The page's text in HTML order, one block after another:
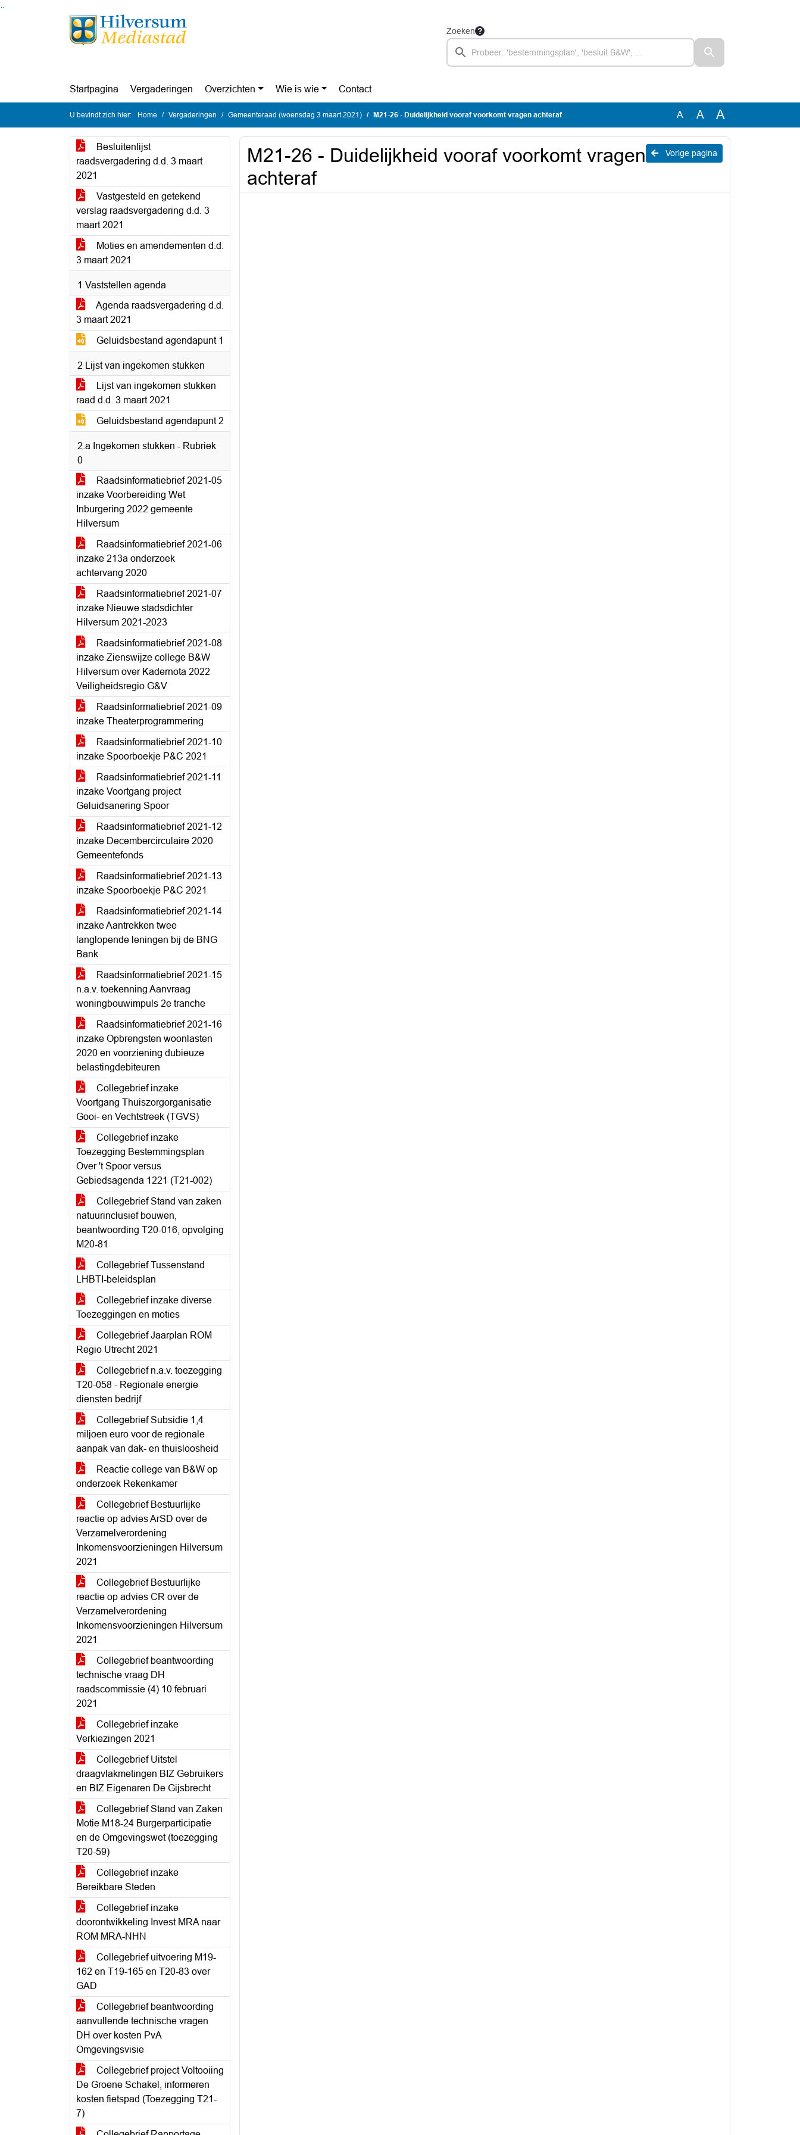
Ga naar de inhoud van deze pagina
Ga naar het zoeken
Ga naar het menu
Zoeken
Startpagina Vergaderingen Overzichten Wie is wie Contact
U bevindt zich hier: Home Vergaderingen Gemeenteraad (woensdag 3 maart 2021) M21-26 - Duidelijkheid vooraf voorkomt vragen achteraf A A A
Besluitenlijst
raadsvergadering d.d. 3 maart
2021
Vastgesteld en getekend
verslag raadsvergadering d.d. 3
maart 2021
Moties en amendementen d.d.
3 maart 2021
1 Vaststellen agenda
Agenda raadsvergadering d.d.
3 maart 2021
Geluidsbestand agendapunt 1
2 Lijst van ingekomen stukken
Lijst van ingekomen stukken
raad d.d. 3 maart 2021
Geluidsbestand agendapunt 2
2.a Ingekomen stukken - Rubriek
0
Raadsinformatiebrief 2021-05
inzake Voorbereiding Wet
Inburgering 2022 gemeente
Hilversum
Raadsinformatiebrief 2021-06
inzake 213a onderzoek
achtervang 2020
Raadsinformatiebrief 2021-07
inzake Nieuwe stadsdichter
Hilversum 2021-2023
Raadsinformatiebrief 2021-08
inzake Zienswijze college B&W
Hilversum over Kadernota 2022
Veiligheidsregio G&V
Raadsinformatiebrief 2021-09
inzake Theaterprogrammering
Raadsinformatiebrief 2021-10
inzake Spoorboekje P&C 2021
Raadsinformatiebrief 2021-11
inzake Voortgang project
Geluidsanering Spoor
Raadsinformatiebrief 2021-12
inzake Decembercirculaire 2020
Gemeentefonds
Raadsinformatiebrief 2021-13
inzake Spoorboekje P&C 2021
Raadsinformatiebrief 2021-14
inzake Aantrekken twee
langlopende leningen bij de BNG
Bank
Raadsinformatiebrief 2021-15
n.a.v. toekenning Aanvraag
woningbouwimpuls 2e tranche
Raadsinformatiebrief 2021-16
inzake Opbrengsten woonlasten
2020 en voorziening dubieuze
belastingdebiteuren
Collegebrief inzake
Voortgang Thuiszorgorganisatie
Gooi- en Vechtstreek (TGVS)
Collegebrief inzake
Toezegging Bestemmingsplan
Over 't Spoor versus
Gebiedsagenda 1221 (T21-002)
Collegebrief Stand van zaken
natuurinclusief bouwen,
beantwoording T20-016, opvolging
M20-81
Collegebrief Tussenstand
LHBTI-beleidsplan
Collegebrief inzake diverse
Toezeggingen en moties
Collegebrief Jaarplan ROM
Regio Utrecht 2021
Collegebrief n.a.v. toezegging
T20-058 - Regionale energie
diensten bedrijf
Collegebrief Subsidie 1,4
miljoen euro voor de regionale
aanpak van dak- en thuisloosheid
Reactie college van B&W op
onderzoek Rekenkamer
Collegebrief Bestuurlijke
reactie op advies ArSD over de
Verzamelverordening
Inkomensvoorzieningen Hilversum
2021
Collegebrief Bestuurlijke
reactie op advies CR over de
Verzamelverordening
Inkomensvoorzieningen Hilversum
2021
Collegebrief beantwoording
technische vraag DH
raadscommissie (4) 10 februari
2021
Collegebrief inzake
Verkiezingen 2021
Collegebrief Uitstel
draagvlakmetingen BIZ Gebruikers
en BIZ Eigenaren De Gijsbrecht
Collegebrief Stand van Zaken
Motie M18-24 Burgerparticipatie
en de Omgevingswet (toezegging
T20-59)
Collegebrief inzake
Bereikbare Steden
Collegebrief inzake
doorontwikkeling Invest MRA naar
ROM MRA-NHN
Collegebrief uitvoering M19-
162 en T19-165 en T20-83 over
GAD
Collegebrief beantwoording
aanvullende technische vragen
DH over kosten PvA
Omgevingsvisie
Collegebrief project Voltooiing
De Groene Schakel, informeren
kosten fietspad (Toezegging T21-
7)
Vorige pagina
M21-26 - Duidelijkheid vooraf voorkomt vragen
achteraf